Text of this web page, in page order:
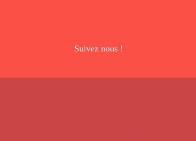
Suivez nous !